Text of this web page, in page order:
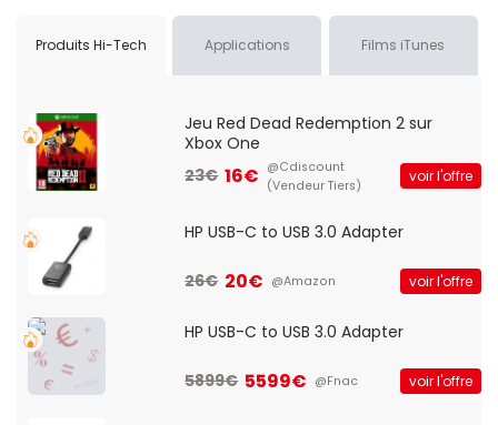
Produits Hi-Tech Applications Films iTunes
Jeu Red Dead Redemption 2 sur
Xbox One
23€ 16€ @Cdiscount
(Vendeur Tiers)
voir l'offre
HP USB-C to USB 3.0 Adapter
26€ 20€ @Amazon voir l'offre
HP USB-C to USB 3.0 Adapter
5899€ 5599€ @Fnac voir l'offre